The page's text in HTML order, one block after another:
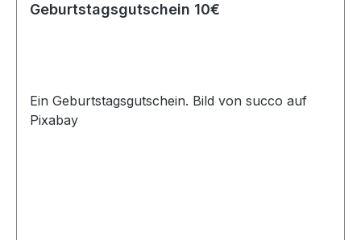
Geburtstagsgutschein 10€
Ein Geburtstagsgutschein. Bild von succo auf
Pixabay